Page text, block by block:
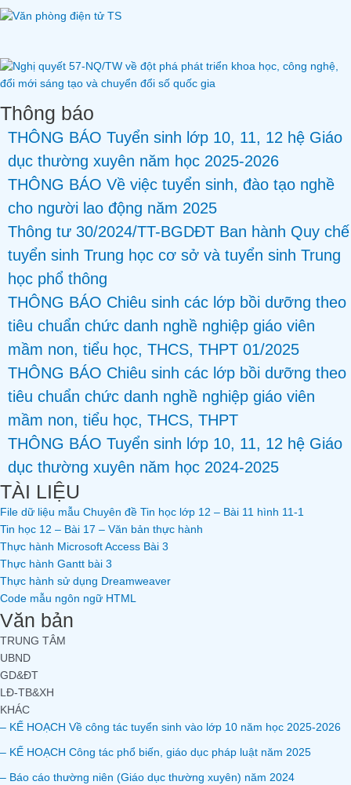
Thông báo
THÔNG BÁO Tuyển sinh lớp 10, 11, 12 hệ Giáo
dục thường xuyên năm học 2025-2026
THÔNG BÁO Về việc tuyển sinh, đào tạo nghề
cho người lao động năm 2025
Thông tư 30/2024/TT-BGDĐT Ban hành Quy chế
tuyển sinh Trung học cơ sở và tuyển sinh Trung
học phổ thông
THÔNG BÁO Chiêu sinh các lớp bồi dưỡng theo
tiêu chuẩn chức danh nghề nghiệp giáo viên
mầm non, tiểu học, THCS, THPT 01/2025
THÔNG BÁO Chiêu sinh các lớp bồi dưỡng theo
tiêu chuẩn chức danh nghề nghiệp giáo viên
mầm non, tiểu học, THCS, THPT
THÔNG BÁO Tuyển sinh lớp 10, 11, 12 hệ Giáo
dục thường xuyên năm học 2024-2025
TÀI LIỆU
File dữ liệu mẫu Chuyên đề Tin học lớp 12 – Bài 11 hình 11-1
Tin học 12 – Bài 17 – Văn bản thực hành
Thực hành Microsoft Access Bài 3
Thực hành Gantt bài 3
Thực hành sử dụng Dreamweaver
Code mẫu ngôn ngữ HTML
Văn bản
TRUNG TÂM
UBND
GD&ĐT
LĐ-TB&XH
KHÁC
– KẾ HOẠCH Về công tác tuyển sinh vào lớp 10 năm học 2025-2026
– KẾ HOẠCH Công tác phổ biến, giáo dục pháp luật năm 2025
– Báo cáo thường niên (Giáo dục thường xuyên) năm 2024